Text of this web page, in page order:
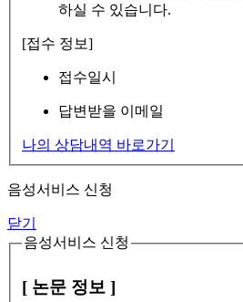
하실 수 있습니다.
[접수 정보]
접수일시
답변받을 이메일
나의 상담내역 바로가기
음성서비스 신청
닫기
음성서비스 신청
[ 논문 정보 ]